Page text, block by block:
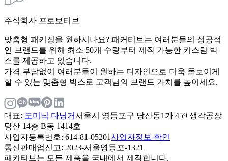
주식회사 프로보티브
맞춤형 패키징을 원하시나요? 패커티브는 여러분들의 성공적
인 브랜드를 위해 최소 50개 수량부터 제작 가능한 커스텀 박
스를 제공하고 있습니다.
가격 부담없이 여러분들이 원하는 디자인으로 더욱 돋보이게
할 수 있는 맞춤형 박스로 고객님의 브랜드 가치를 높이세요.
대표: 도미닉 다닝거서울시 영등포구 당산동1가 459 생각공장
당산 14층 B동 1414호
사업자등록번호: 614-81-05201사업자정보 확인
통신판매업신고: 2023-서울영등포-1321
패커티브는 모든 제품을 국내에서 제작합니다.